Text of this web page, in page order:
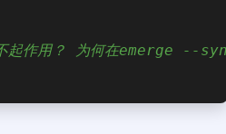
作用？ 为何在emerge --